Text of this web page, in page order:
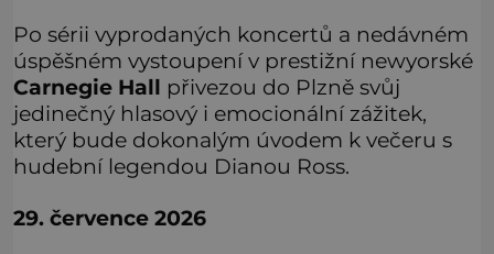
Po sérii vyprodaných koncertů a nedávném
úspěšném vystoupení v prestižní newyorské
Carnegie Hall přivezou do Plzně svůj
jedinečný hlasový i emocionální zážitek,
který bude dokonalým úvodem k večeru s
hudební legendou Dianou Ross.
29. července 2026